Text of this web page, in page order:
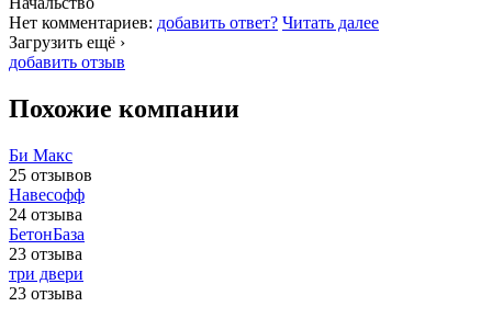
Нет комментариев: добавить ответ? Читать далее
Загрузить ещё ›
добавить отзыв
Похожие компании
Би Макс
25 отзывов
Навесофф
24 отзыва
БетонБаза
23 отзыва
три двери
23 отзыва